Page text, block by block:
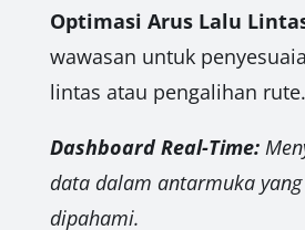
Optimasi Arus Lalu
wawasan untuk
lintas atau pengalihan rute.
Dashboard Real-Time:
data dalam antarmuka
dipahami.